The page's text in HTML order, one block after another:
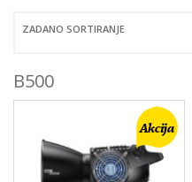
ZADANO SORTIRANJE
B500